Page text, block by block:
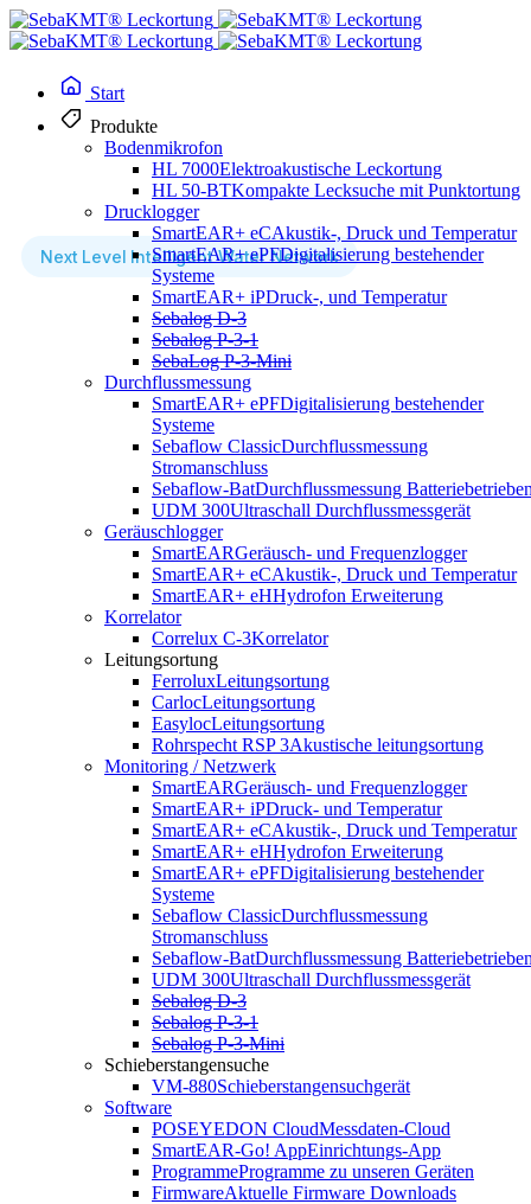
Start
Produkte
Bodenmikrofon
HL 7000Elektroakustische Leckortung
HL 50-BTKompakte Lecksuche mit Punktortung
Drucklogger
SmartEAR+ eCAkustik-, Druck und Temperatur
SmartEAR+ ePFDigitalisierung bestehender
Systeme
SmartEAR+ iPDruck-, und Temperatur
Sebalog D-3
Sebalog P-3-1
SebaLog P-3-Mini
Durchflussmessung
SmartEAR+ ePFDigitalisierung bestehender
Systeme
Sebaflow ClassicDurchflussmessung
Stromanschluss
Sebaflow-BatDurchflussmessung
UDM 300Ultraschall Durchflussmessgerät
Geräuschlogger
SmartEARGeräusch- und Frequenzlogger
SmartEAR+ eCAkustik-, Druck und Temperatur
SmartEAR+ eHHydrofon Erweiterung
Korrelator
Correlux C-3Korrelator
Leitungsortung
FerroluxLeitungsortung
CarlocLeitungsortung
EasylocLeitungsortung
Rohrspecht RSP 3Akustische leitungsortung
Monitoring / Netzwerk
SmartEARGeräusch- und Frequenzlogger
SmartEAR+ iPDruck- und Temperatur
SmartEAR+ eCAkustik-, Druck und Temperatur
SmartEAR+ eHHydrofon Erweiterung
SmartEAR+ ePFDigitalisierung bestehender
Systeme
Sebaflow ClassicDurchflussmessung
Stromanschluss
Sebaflow-BatDurchflussmessung
UDM 300Ultraschall Durchflussmessgerät
Sebalog D-3
Sebalog P-3-1
Sebalog P-3-Mini
Schieberstangensuche
VM-880Schieberstangensuchgerät
Software
POSEYEDON CloudMessdaten-Cloud
SmartEAR-Go! AppEinrichtungs-App
ProgrammeProgramme zu unseren Geräten
FirmwareAktuelle Firmware Downloads
Next Level Intelligent Water Network
Wasserverluste mit moderner Leckortung
Als einer der führenden Anbieter von Lösungen für die Leckortung
und Zustandsüberwachung, entwickeln wir innovative Technologien
für Trinkwassernetze. Unsere Systeme helfen dabei, Leckagen
frühzeitig zu erkennen, Ausfallzeiten zu minimieren und die
Betriebssicherheit kritischer Infrastrukturen weltweit zu verbessern.